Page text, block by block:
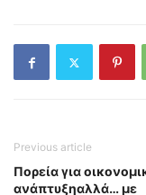
Previous article
Πορεία για
ανάπτυξηαλλά… με